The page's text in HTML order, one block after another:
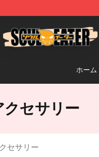
ホーム
クセサリー
セサリー